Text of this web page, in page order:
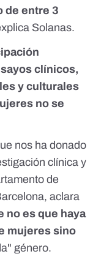
de entre 3
Solanas.
clínicos,
y culturales
no se
nos ha donado
clínica y
de
aclara
no es que haya
mujeres sino
género.